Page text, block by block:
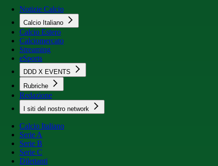
Notizie Calcio
Calcio Italiano
Calcio Estero
Calciomercato
Streaming
eSports
DDD X EVENTS
Rubriche
Redazione
I siti del nostro network
Calcio Italiano
Serie A
Serie B
Serie C
Dilettanti